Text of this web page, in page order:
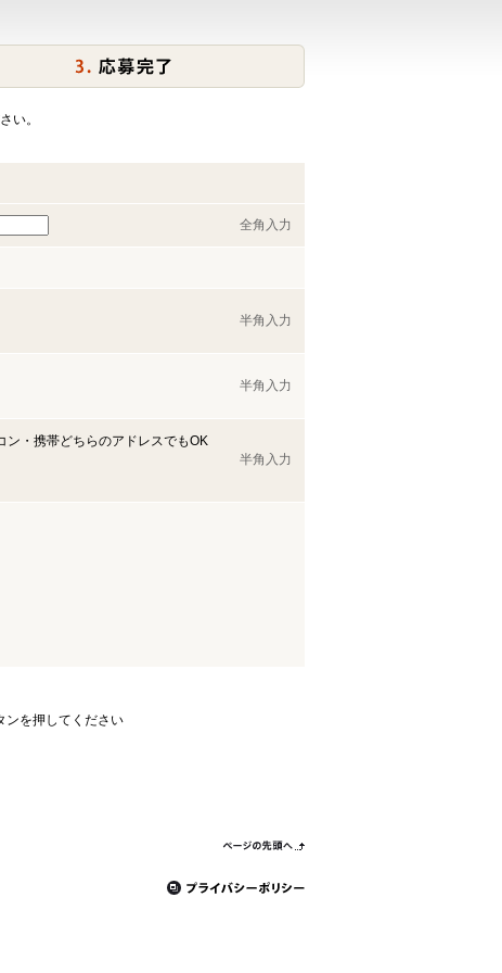
い。
全角入力
半角入力
半角入力
ン・携帯どちらのアドレスでもOK
半角入力
ンを押してください